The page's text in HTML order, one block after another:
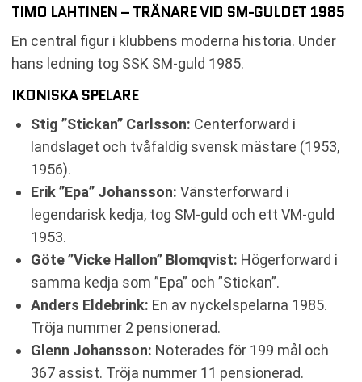
TIMO LAHTINEN – TRÄNARE VID SM-GULDET 1985
En central figur i klubbens moderna historia. Under
hans ledning tog SSK SM-guld 1985.
IKONISKA SPELARE
Stig ”Stickan” Carlsson: Centerforward i
landslaget och tvåfaldig svensk mästare (1953,
1956).
Erik ”Epa” Johansson: Vänsterforward i
legendarisk kedja, tog SM-guld och ett VM-guld
1953.
Göte ”Vicke Hallon” Blomqvist: Högerforward i
samma kedja som ”Epa” och ”Stickan”.
Anders Eldebrink: En av nyckelspelarna 1985.
Tröja nummer 2 pensionerad.
Glenn Johansson: Noterades för 199 mål och
367 assist. Tröja nummer 11 pensionerad.